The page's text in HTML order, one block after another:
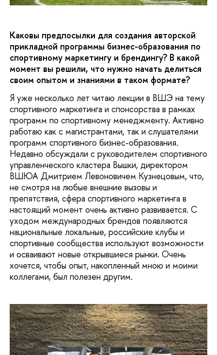
Каковы предпосылки для создания авторской
прикладной программы бизнес-образования по
спортивному маркетингу и брендингу? В какой
момент вы решили, что нужно начать делиться
своим опытом и знаниями в таком формате?
Я уже несколько лет читаю лекции в ВШЭ на тему
спортивного маркетинга и спонсорства в рамках
программ по спортивному менеджменту. Активно
работаю как с магистрантами, так и слушателями
программ спортивного бизнес-образования.
Недавно обсуждали с руководителем спортивного
управленческого кластера Вышки, директором
ВШЮА Дмитрием Левоновичем Кузнецовым, что,
не смотря на любые внешние вызовы и
препятствия, сфера спортивного маркетинга в
настоящий момент очень активно развивается. С
уходом международных брендов появляются
национальные локальные, российские клубы и
спортивные сообщества используют возможности
и осваивают новые открывшиеся рынки. Очень
хочется, чтобы опыт, накопленный мною и моими
коллегами, был полезен другим.